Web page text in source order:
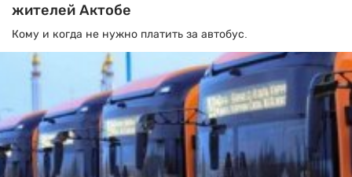
жителей Актобе
Кому и когда не нужно платить за автобус.